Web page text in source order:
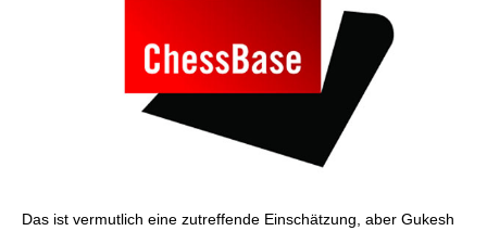
Das ist vermutlich eine zutreffende Einschätzung, aber Gukesh